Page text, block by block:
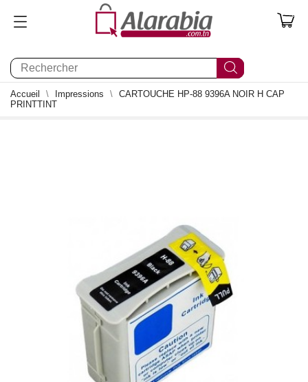
0
Accueil Impressions
CARTOUCHE HP-88 9396A NOIR H CAP
PRINTTINT